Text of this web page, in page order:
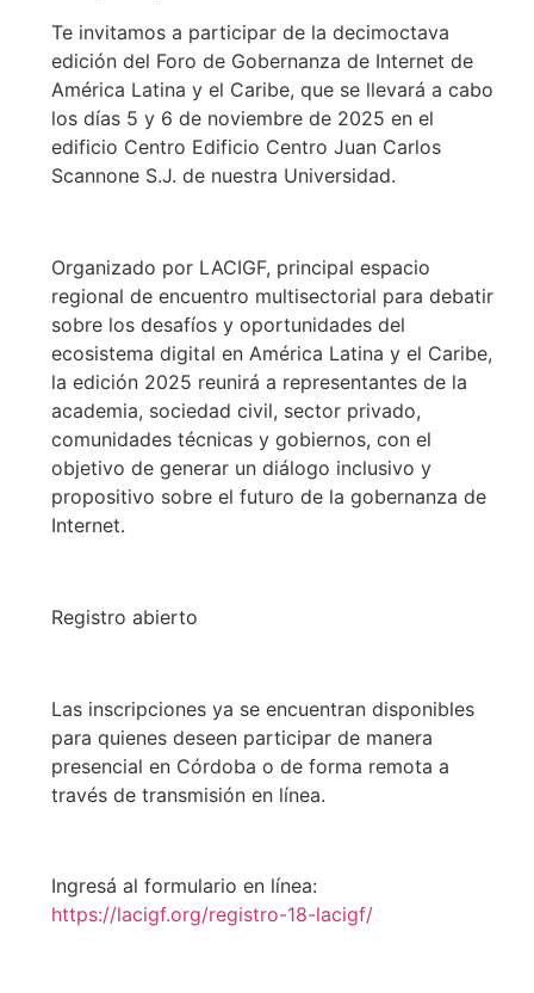
Te invitamos a participar de la decimoctava
edición del Foro de Gobernanza de Internet de
América Latina y el Caribe, que se llevará a cabo
los días 5 y 6 de noviembre de 2025 en el
edificio Centro Edificio Centro Juan Carlos
Scannone S.J. de nuestra Universidad.
Organizado por LACIGF, principal espacio
regional de encuentro multisectorial para debatir
sobre los desafíos y oportunidades del
ecosistema digital en América Latina y el Caribe,
la edición 2025 reunirá a representantes de la
academia, sociedad civil, sector privado,
comunidades técnicas y gobiernos, con el
objetivo de generar un diálogo inclusivo y
propositivo sobre el futuro de la gobernanza de
Internet.
Registro abierto
Las inscripciones ya se encuentran disponibles
para quienes deseen participar de manera
presencial en Córdoba o de forma remota a
través de transmisión en línea.
Ingresá al formulario en línea:
https://lacigf.org/registro-18-lacigf/